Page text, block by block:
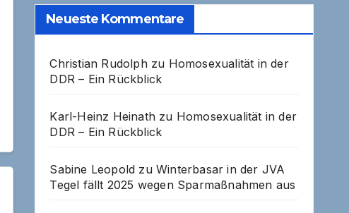
Neueste Kommentare
Christian Rudolphzu Homosexualität in der
DDR – Ein Rückblick
Karl-Heinz Heinathzu Homosexualität in der
DDR – Ein Rückblick
Sabine Leopold zu Winterbasar in der JVA
Tegel fällt 2025 wegen Sparmaßnahmen aus